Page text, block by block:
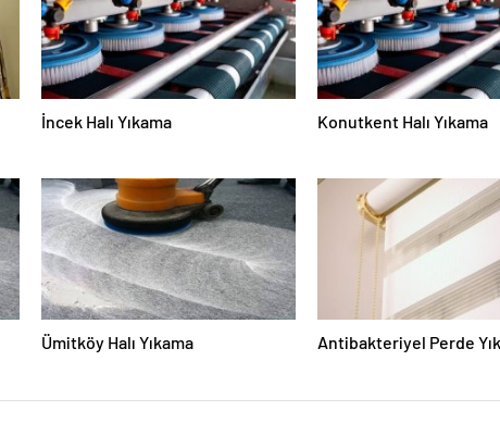
İncek Halı Yıkama Konutkent Halı Yıkama
Ümitköy Halı Yıkama Antibakteriyel Perde